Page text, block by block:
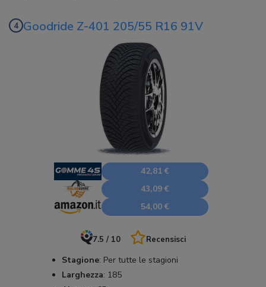
Goodride Z-401 205/55 R16 91V
42,81 €
43,09 €
54,00 €
7.5 / 10 Recensisci
Stagione: Per tutte le stagioni
Larghezza: 185